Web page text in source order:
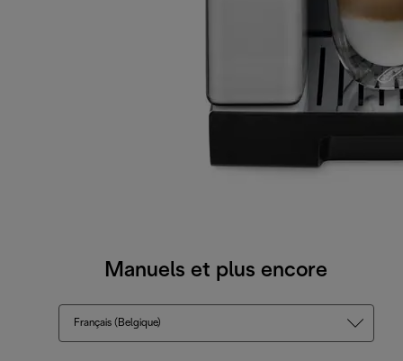
Manuels et plus encore
Français (Belgique)